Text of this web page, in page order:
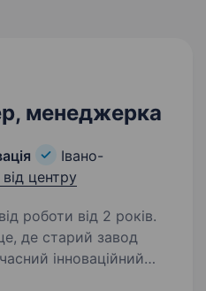
менеджерка
Івано-
центру
роботи від 2 років.
де старий завод
інноваційний